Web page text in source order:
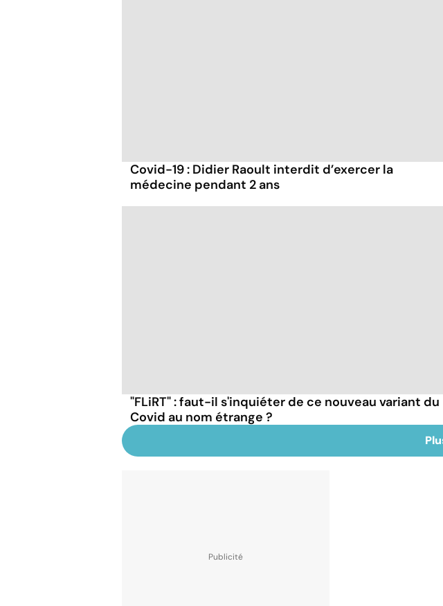
Covid-19 : Didier Raoult interdit d’exercer la
médecine pendant 2 ans
"FLiRT" : faut-il s'inquiéter de ce nouveau variant du
Covid au nom étrange ?